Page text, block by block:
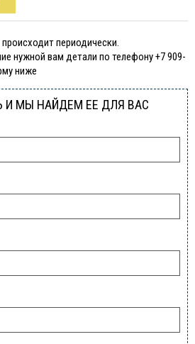
периодически.
нужной вам детали по телефону +7 909-
ниже
И МЫ НАЙДЕМ ЕЕ ДЛЯ ВАС